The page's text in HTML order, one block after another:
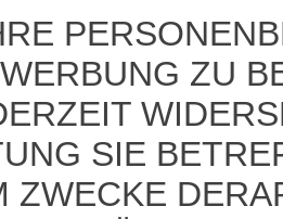
ZU
SIE
ZWECKE